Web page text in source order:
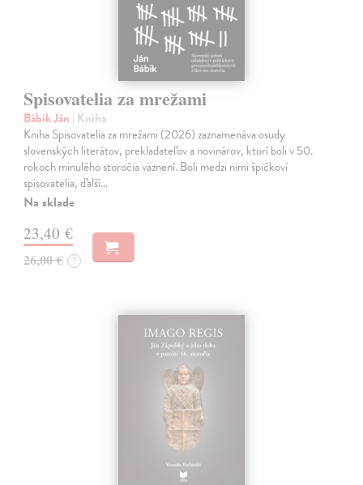
Spisovatelia za mrežami
Bábik Ján | Kniha
Kniha Spisovatelia za mrežami (2026) zaznamenáva osudy
slovenských literátov, prekladateľov a novinárov, ktorí boli v 50.
rokoch minulého storočia väznení. Boli medzi nimi špičkoví
spisovatelia, ďalší…
Na sklade
23,40 €
26,00 € ?